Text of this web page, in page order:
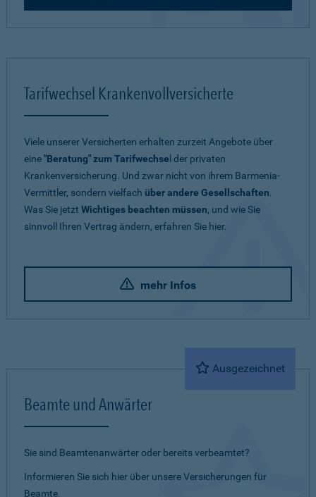
Tarifwechsel Krankenvollversicherte
Viele unserer Versicherten erhalten zurzeit Angebote über
eine"Beratung" zum Tarifwechse l der privaten
Krankenversicherung. Und zwar nicht von ihrem Barmenia-
Vermittler, sondern vielfach über andere Gesellschaften.
Was Sie jetzt Wichtiges beachten müssen, und wie Sie
sinnvoll Ihren Vertrag ändern, erfahren Sie hier.
mehr Infos
Ausgezeichnet
Beamte und Anwärter
Sie sind Beamtenanwärter oder bereits verbeamtet?
Informieren Sie sich hier über unsere Versicherungen für
Beamte.